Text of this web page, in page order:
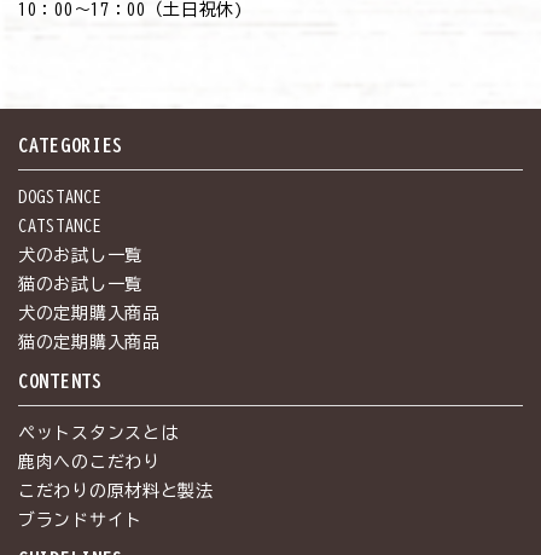
10：00～17：00（土日祝休)
CATEGORIES
DOGSTANCE
CATSTANCE
犬のお試し一覧
猫のお試し一覧
犬の定期購入商品
猫の定期購入商品
CONTENTS
ペットスタンスとは
鹿肉へのこだわり
こだわりの原材料と製法
ブランドサイト